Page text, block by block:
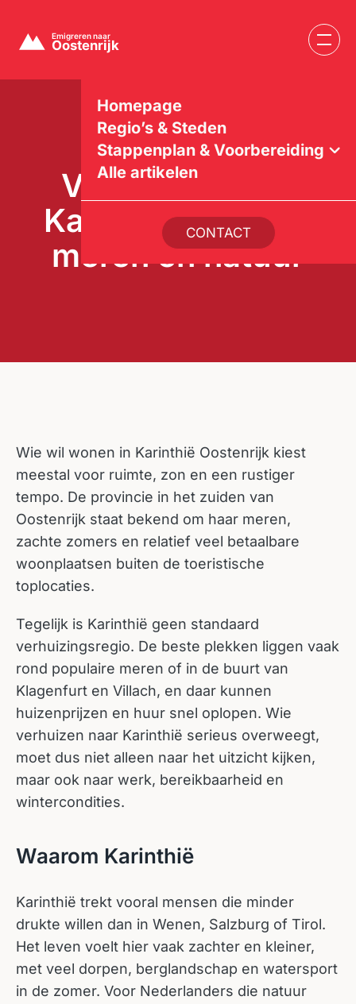
Homepage
Regio’s & Steden
Stappenplan & Voorbereiding
Alle artikelen
CONTACT
Verhuizen naar
Karinthië: wonen,
meren en natuur
Wie wil wonen in Karinthië Oostenrijk kiest
meestal voor ruimte, zon en een rustiger
tempo. De provincie in het zuiden van
Oostenrijk staat bekend om haar meren,
zachte zomers en relatief veel betaalbare
woonplaatsen buiten de toeristische
toplocaties.
Tegelijk is Karinthië geen standaard
verhuizingsregio. De beste plekken liggen vaak
rond populaire meren of in de buurt van
Klagenfurt en Villach, en daar kunnen
huizenprijzen en huur snel oplopen. Wie
verhuizen naar Karinthië serieus overweegt,
moet dus niet alleen naar het uitzicht kijken,
maar ook naar werk, bereikbaarheid en
wintercondities.
Waarom Karinthië
Karinthië trekt vooral mensen die minder
drukte willen dan in Wenen, Salzburg of Tirol.
Het leven voelt hier vaak zachter en kleiner,
met veel dorpen, berglandschap en watersport
in de zomer. Voor Nederlanders die natuur